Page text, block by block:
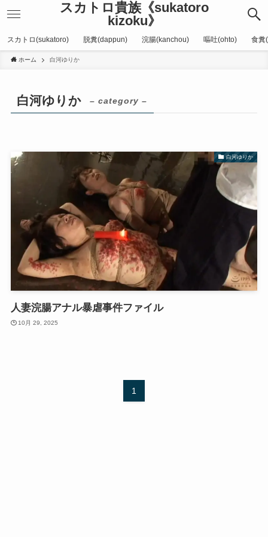
スカトロ貴族《sukatoro
kizoku》
スカトロ(sukatoro) 脱糞(dappun) 浣腸(kanchou) 嘔吐(ohto) 食糞
ホーム 白河ゆりか
白河ゆりか – category –
白河ゆりか
人妻浣腸アナル暴虐事件ファイル
10月 29, 2025
1